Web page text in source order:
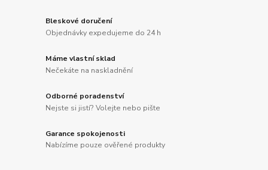
Bleskové doručení
Objednávky expedujeme do 24 h
Máme vlastní sklad
Nečekáte na naskladnění
Odborné poradenství
Nejste si jistí? Volejte nebo pište
Garance spokojenosti
Nabízíme pouze ověřené produkty